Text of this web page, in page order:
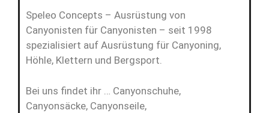
Speleo Concepts – Ausrüstung von
Canyonisten für Canyonisten – seit 1998
spezialisiert auf Ausrüstung für Canyoning,
Höhle, Klettern und Bergsport.
Bei uns findet ihr … Canyonschuhe,
Canyonsäcke, Canyonseile,